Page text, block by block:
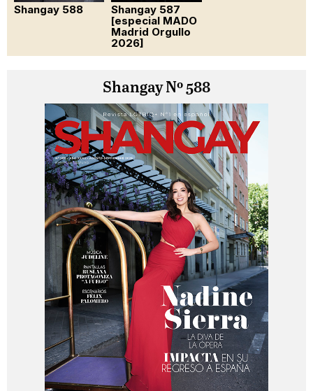
Shangay 588
Shangay 587
[especial MADO
Madrid Orgullo
2026]
Shangay Nº 588